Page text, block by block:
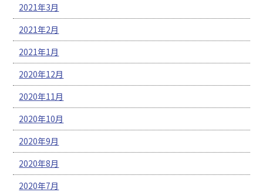
2021年3月
2021年2月
2021年1月
2020年12月
2020年11月
2020年10月
2020年9月
2020年8月
2020年7月